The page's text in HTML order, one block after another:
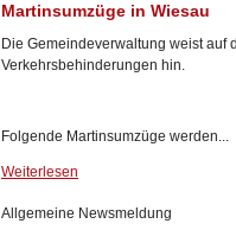
Martinsumzüge in Wiesau
Die Gemeindeverwaltung weist auf
Verkehrsbehinderungen hin.
Folgende Martinsumzüge werden...
Weiterlesen
Allgemeine Newsmeldung